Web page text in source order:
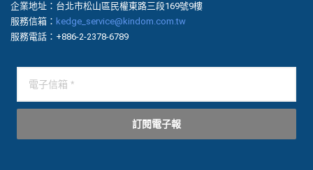
企業地址：台北市松山區民權東路三段169號9樓
服務信箱： kedge_service@kindom.com.tw
服務電話：+886-2-2378-6789
訂閱電子報